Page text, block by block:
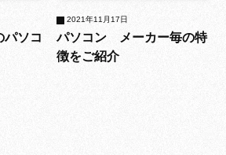
パソコ
パソコン メーカー毎の特
徴をご紹介
2021年11月17日